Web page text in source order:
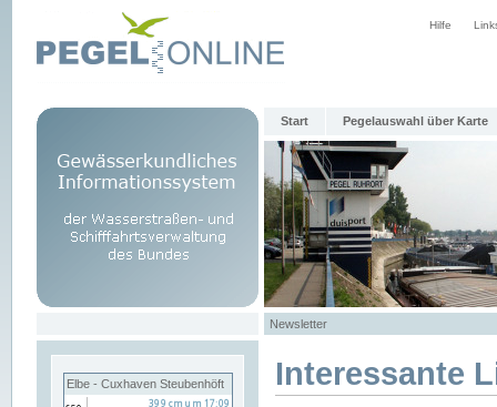
Hilfe
Start Pegelauswahl über Karte
Newsletter
Elbe - Cuxhaven Steubenhöft Interessante